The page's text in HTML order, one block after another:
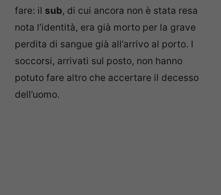
fare: il sub, di cui ancora non è stata resa
nota l’identità, era già morto per la grave
perdita di sangue già all’arrivo al porto. I
soccorsi, arrivati sul posto, non hanno
potuto fare altro che accertare il decesso
dell’uomo.